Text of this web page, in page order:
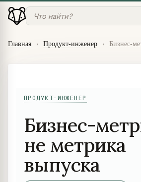
Главная › Продукт-инженер › Бизнес-
ПРОДУКТ-ИНЖЕНЕР
Бизнес-
не метрика
выпуска